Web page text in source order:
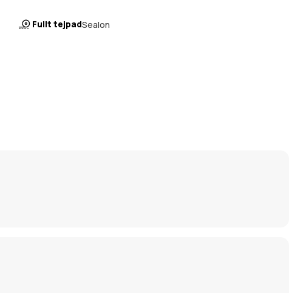
Fullt tejpadSealon